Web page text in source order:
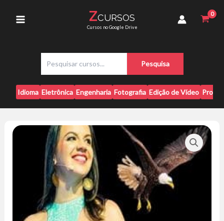
Menu
ZCURSOS
Cursos no Google Drive
s
q
u
i
a
Pesquisa
Idioma Eletrônica Engenharia Fotografia Edição de Vídeo
Tatiana